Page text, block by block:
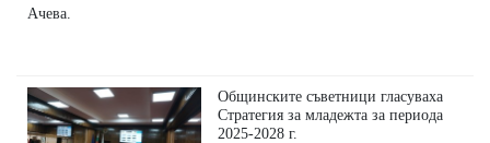
Ачева.
Общинските съветници гласуваха
Стратегия за младежта за периода
2025-2028 г.